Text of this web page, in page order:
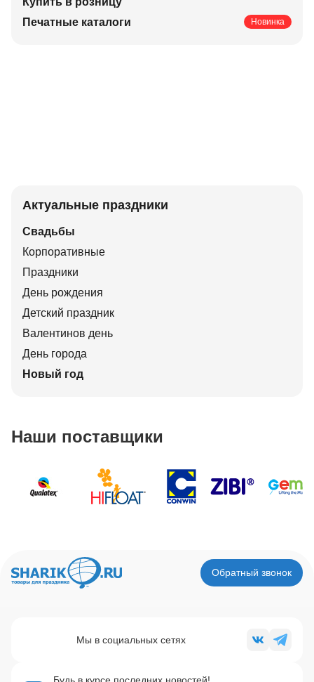
Печатные каталоги
Новинка
Актуальные праздники
Свадьбы
Корпоративные
Праздники
День рождения
Детский праздник
Валентинов день
День города
Новый год
Наши поставщики
Обратный звонок
Будь в курсе последних новостей!
Мы в социальных сетях